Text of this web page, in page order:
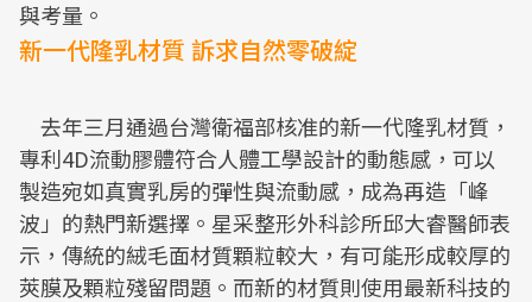
與考量。
新一代隆乳材質 訴求自然零破綻
去年三月通過台灣衛福部核准的新一代隆乳材質，
專利4D流動膠體符合人體工學設計的動態感，可以
製造宛如真實乳房的彈性與流動感，成為再造「峰
波」的熱門新選擇。星采整形外科診所邱大睿醫師表
示，傳統的絨毛面材質顆粒較大，有可能形成較厚的
莢膜及顆粒殘留問題。而新的材質則使用最新科技的